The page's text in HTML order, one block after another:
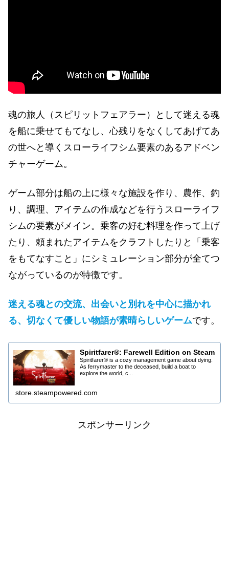
魂の旅人（スピリットフェアラー）として迷える魂
を船に乗せてもてなし、心残りをなくしてあげてあ
の世へと導くスローライフシム要素のあるアドベン
チャーゲーム。
ゲーム部分は船の上に様々な施設を作り、農作、釣
り、調理、アイテムの作成などを行うスローライフ
シムの要素がメイン。乗客の好む料理を作って上げ
たり、頼まれたアイテムをクラフトしたりと「乗客
をもてなすこと」にシミュレーション部分が全てつ
ながっているのが特徴です。
迷える魂との交流、出会いと別れを中心に描かれ
る、切なくて優しい物語が素晴らしいゲームです。
Spiritfarer®: Farewell Edition on Steam
Spiritfarer® is a cozy management game about dying.
As ferrymaster to the deceased, build a boat to
explore the world, c...
store.steampowered.com
スポンサーリンク